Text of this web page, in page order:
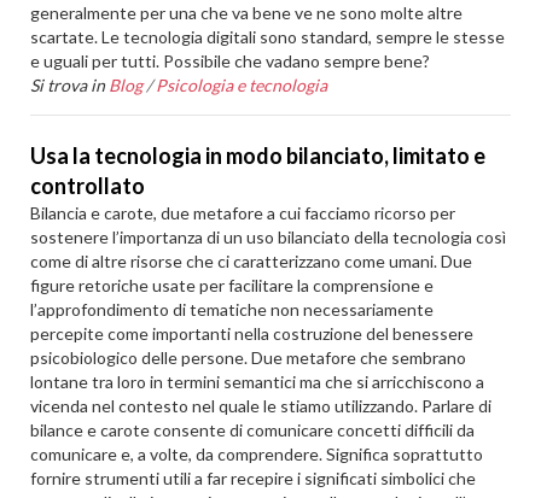
generalmente per una che va bene ve ne sono molte altre
scartate. Le tecnologia digitali sono standard, sempre le stesse
e uguali per tutti. Possibile che vadano sempre bene?
Si trova in Blog /Psicologia e tecnologia
Usa la tecnologia in modo bilanciato, limitato e
controllato
Bilancia e carote, due metafore a cui facciamo ricorso per
sostenere l’importanza di un uso bilanciato della tecnologia così
come di altre risorse che ci caratterizzano come umani. Due
figure retoriche usate per facilitare la comprensione e
l’approfondimento di tematiche non necessariamente
percepite come importanti nella costruzione del benessere
psicobiologico delle persone. Due metafore che sembrano
lontane tra loro in termini semantici ma che si arricchiscono a
vicenda nel contesto nel quale le stiamo utilizzando. Parlare di
bilance e carote consente di comunicare concetti difficili da
comunicare e, a volte, da comprendere. Significa soprattutto
fornire strumenti utili a far recepire i significati simbolici che